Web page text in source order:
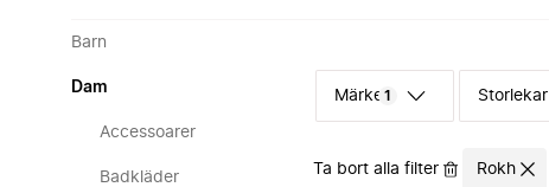
Barn
Dam
Accessoarer
Badkläder
Märke 1 Storlekar
Ta bort alla filter Rokh